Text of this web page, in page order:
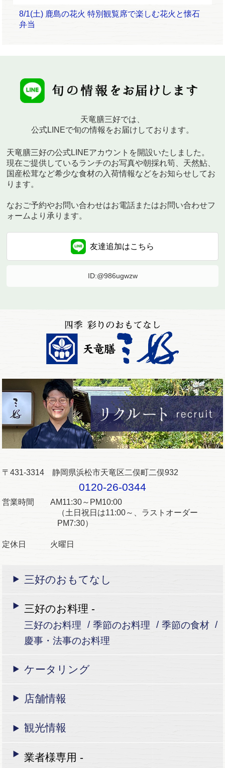
8/1(土) 鹿島の花火 特別観覧席で楽しむ花火と懐石
弁当
天竜膳三好では、
公式LINEで旬の情報をお届けしております。
天竜膳三好の公式LINEアカウントを開設いたしました。
現在ご提供しているランチのお写真や朝採れ筍、天然鮎、
国産松茸など希少な食材の入荷情報などをお知らせしてお
ります。
なおご予約やお問い合わせはお電話またはお問い合わせフ
ォームより承ります。
友達追加はこちら
ID:@986ugwzw
〒431-3314 静岡県浜松市天竜区二俣町二俣932
0120-26-0344
営業時間 AM11:30～PM10:00
（土日祝日は11:00～、ラストオーダー
PM7:30）
定休日 火曜日
三好のおもてなし
三好のお料理 -
三好のお料理 季節のお料理
季節の食材
慶事・法事のお料理
ケータリング
店舗情報
観光情報
業者様専用 -